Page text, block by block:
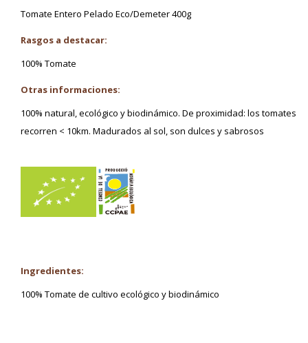
Tomate Entero Pelado Eco/Demeter 400g
Rasgos a destacar:
100% Tomate
Otras informaciones:
100% natural, ecológico y biodinámico. De proximidad: los tomates
recorren < 10km. Madurados al sol, son dulces y sabrosos
Ingredientes:
100% Tomate de cultivo ecológico y biodinámico